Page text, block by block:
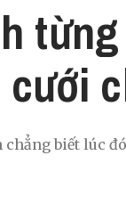
chẳng biết lúc